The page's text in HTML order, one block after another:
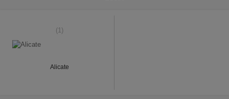
(1)
Alicate